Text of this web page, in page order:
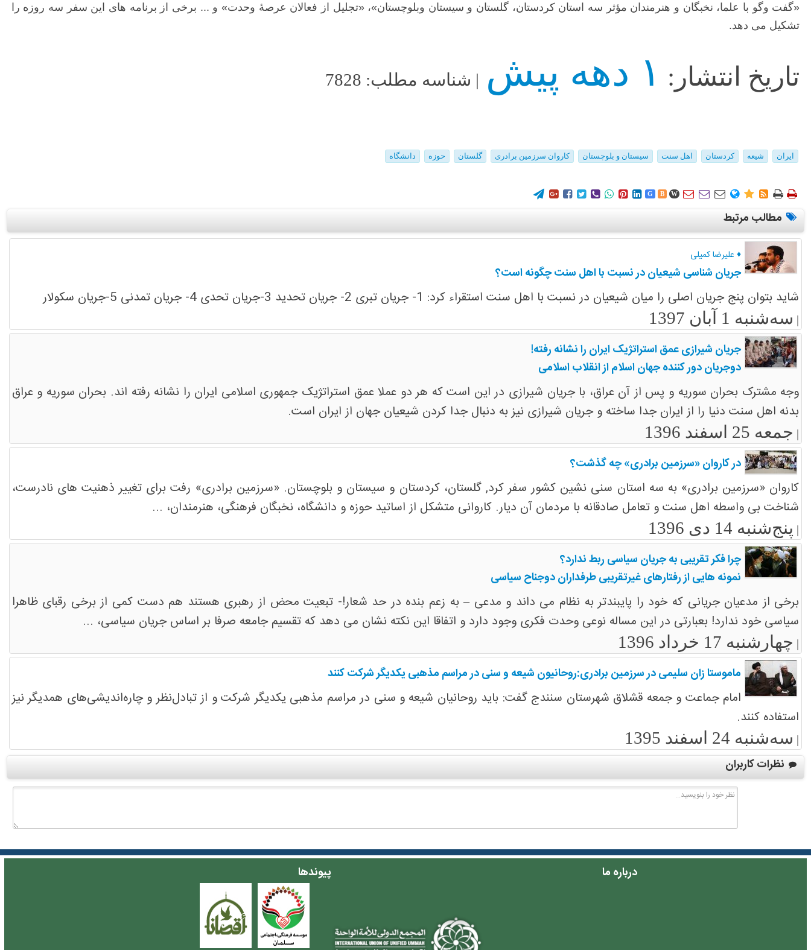
«گفت وگو با علما، نخبگان و هنرمندان مؤثر سه استان کردستان، گلستان و سیستان وبلوچستان»، «تجلیل از فعالان عرصۀ وحدت» و ... برخی از برنامه های این سفر سه روزه را
تشکیل می دهد.
تاریخ انتشار: ۱ دهه پیش | شناسه مطلب: 7828
ایران شیعه کردستان اهل سنت سیستان و بلوچستان کاروان سرزمین برادری گلستان حوزه دانشگاه
        G B W        
مطالب مرتبط
♦ علیرضا کمیلی
جریان شناسی شیعیان در نسبت با اهل سنت چگونه است؟
شاید بتوان پنج جریان اصلی را میان شیعیان در نسبت با اهل سنت استقراء کرد: 1- جریان تبری 2- جریان تحدید 3-جریان تحدی 4- جریان تمدنی 5-جریان سکولار
سه‌شنبه 1 آبان 1397
جریان شیرازی عمق استراتژیک ایران را نشانه رفته!
دوجریان دور کننده جهان اسلام از انقلاب اسلامی
وجه مشترک بحران سوریه و پس از آن عراق، با جریان شیرازی در این است که هر دو عملا عمق استراتژیک جمهوری اسلامی ایران را نشانه رفته اند. بحران سوریه و عراق
بدنه اهل سنت دنیا را از ایران جدا ساخته و جریان شیرازی نیز به دنبال جدا کردن شیعیان جهان از ایران است.
جمعه 25 اسفند 1396
در کاروان «سرزمین برادری» چه گذشت؟
کاروان «سرزمین برادری» به سه استان سنی نشین کشور سفر کرد, گلستان، کردستان و سیستان و بلوچستان. «سرزمین برادری» رفت برای تغییر ذهنیت های نادرست،
شناخت بی واسطه اهل سنت و تعامل صادقانه با مردمان آن دیار. کاروانی متشکل از اساتید حوزه و دانشگاه، نخبگان فرهنگی، هنرمندان، ...
پنج‌شنبه 14 دی 1396
چرا فکر تقریبی به جریان سیاسی ربط ندارد؟
نمونه هایی از رفتارهای غیرتقریبی طرفداران دوجناح سیاسی
برخی از مدعیان جریانی که خود را پایبندتر به نظام می داند و مدعی – به زعم بنده در حد شعار!- تبعیت محض از رهبری هستند هم دست کمی از برخی رقبای ظاهرا
سیاسی خود ندارد! بعبارتی در این مساله نوعی وحدت فکری وجود دارد و اتفاقا این نکته نشان می دهد که تقسیم جامعه صرفا بر اساس جریان سیاسی، ...
چهارشنبه 17 خرداد 1396
ماموستا زان سلیمی در سرزمین برادری:روحانیون شیعه و سنی در مراسم مذهبی یکدیگر شرکت کنند
امام جماعت و جمعه قشلاق شهرستان سنندج گفت: باید روحانیان شیعه و سنی در مراسم مذهبی یکدیگر شرکت و از تبادل‌نظر و چاره‌اندیشی‌های همدیگر نیز
استفاده کنند.
سه‌شنبه 24 اسفند 1395
نظرات کاربران
درباره ما پیوندها